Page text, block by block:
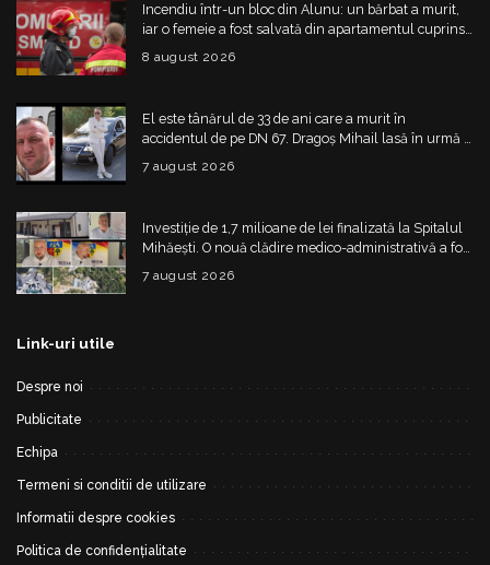
Incendiu într-un bloc din Alunu: un bărbat a murit,
iar o femeie a fost salvată din apartamentul cuprins
de flăcări
8 august 2026
El este tânărul de 33 de ani care a murit în
accidentul de pe DN 67. Dragoș Mihail lasă în urmă o
7 august 2026
Investiție de 1,7 milioane de lei finalizată la Spitalul
Mihăești. O nouă clădire medico-administrativă a fost
construită
7 august 2026
Link-uri utile
Despre noi
Publicitate
Echipa
Termeni si conditii de utilizare
Informatii despre cookies
Politica de confidențialitate